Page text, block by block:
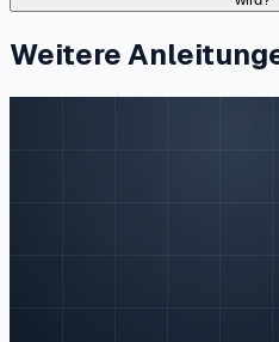
Weitere